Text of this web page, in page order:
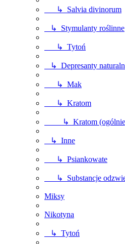
↳ Salvia divinorum
↳ Stymulanty roślinne
↳ Tytoń
↳ Depresanty
↳ Mak
↳ Kratom
↳ Kratom (ogólnie)
↳ Inne
↳ Psiankowate
↳ Substancje
Miksy
Nikotyna
↳ Tytoń